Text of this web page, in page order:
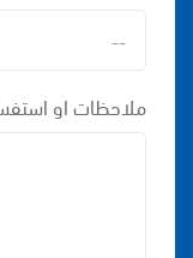
ملاحظات او